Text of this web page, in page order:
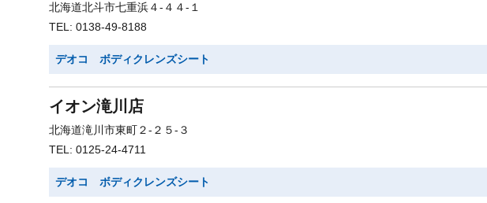
北海道北斗市七重浜４-４４-１
TEL: 0138-49-8188
デオコ ボディクレンズシート
イオン滝川店
北海道滝川市東町２-２５-３
TEL: 0125-24-4711
デオコ ボディクレンズシート